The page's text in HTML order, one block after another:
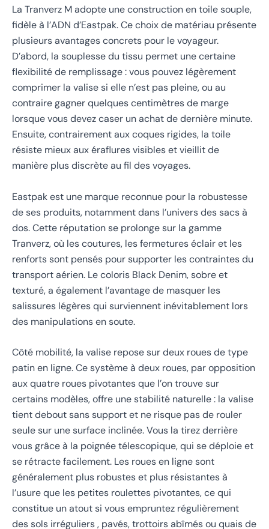
La Tranverz M adopte une construction en toile souple,
fidèle à l’ADN d’Eastpak. Ce choix de matériau présente
plusieurs avantages concrets pour le voyageur.
D’abord, la souplesse du tissu permet une certaine
flexibilité de remplissage : vous pouvez légèrement
comprimer la valise si elle n’est pas pleine, ou au
contraire gagner quelques centimètres de marge
lorsque vous devez caser un achat de dernière minute.
Ensuite, contrairement aux coques rigides, la toile
résiste mieux aux éraflures visibles et vieillit de
manière plus discrète au fil des voyages.
Eastpak est une marque reconnue pour la robustesse
de ses produits, notamment dans l’univers des sacs à
dos. Cette réputation se prolonge sur la gamme
Tranverz, où les coutures, les fermetures éclair et les
renforts sont pensés pour supporter les contraintes du
transport aérien. Le coloris Black Denim, sobre et
texturé, a également l’avantage de masquer les
salissures légères qui surviennent inévitablement lors
des manipulations en soute.
Côté mobilité, la valise repose sur deux roues de type
patin en ligne. Ce système à deux roues, par opposition
aux quatre roues pivotantes que l’on trouve sur
certains modèles, offre une stabilité naturelle : la valise
tient debout sans support et ne risque pas de rouler
seule sur une surface inclinée. Vous la tirez derrière
vous grâce à la poignée télescopique, qui se déploie et
se rétracte facilement. Les roues en ligne sont
généralement plus robustes et plus résistantes à
l’usure que les petites roulettes pivotantes, ce qui
constitue un atout si vous empruntez régulièrement
des sols irréguliers , pavés, trottoirs abîmés ou quais de